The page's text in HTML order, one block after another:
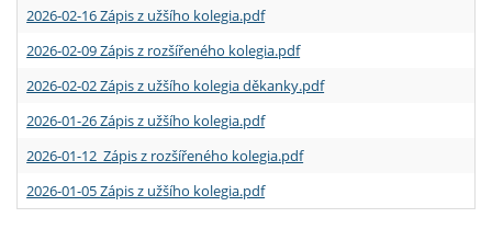
2026-02-16 Zápis z užšího kolegia.pdf
2026-02-09 Zápis z rozšířeného kolegia.pdf
2026-02-02 Zápis z užšího kolegia děkanky.pdf
2026-01-26 Zápis z užšího kolegia.pdf
2026-01-12 Zápis z rozšířeného kolegia.pdf
2026-01-05 Zápis z užšího kolegia.pdf